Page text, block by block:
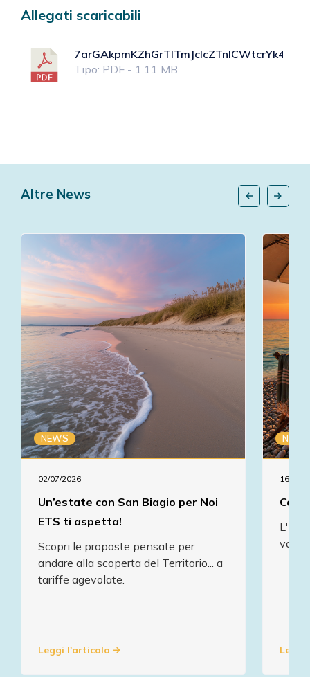
Allegati scaricabili
Tipo: PDF - 1.11 MB
Altre News
NEWS
02/07/2026
Un’estate con San Biagio per Noi
ETS ti aspetta!
Scopri le proposte pensate per
andare alla scoperta del Territorio... a
tariffe agevolate.
Leggi l'articolo
NEWS
16/07/
L'
va in